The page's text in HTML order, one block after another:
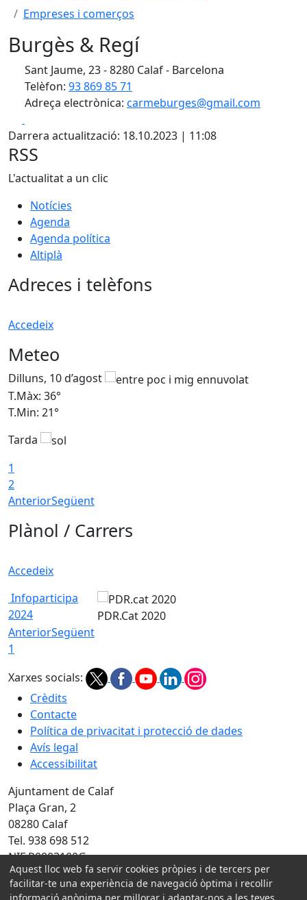
Empreses i comerços
Burgès & Regí
Sant Jaume, 23 - 8280 Calaf - Barcelona
Telèfon: 93 869 85 71
Adreça electrònica: carmeburges@gmail.com
Darrera actualització: 18.10.2023 | 11:08
RSS
L'actualitat a un clic
Notícies
Agenda
Agenda política
Altiplà
Adreces i telèfons
Accedeix
Meteo
Dilluns, 10 d’agost
T.Màx: 36°
T.Min: 21°
Tarda
1
2
AnteriorSegüent
Plànol / Carrers
Accedeix
Infoparticipa
2024
PDR.Cat 2020
AnteriorSegüent
1
Xarxes socials:
Crèdits
Contacte
Política de privacitat i protecció de dades
Avís legal
Accessibilitat
Ajuntament de Calaf
Plaça Gran, 2
08280 Calaf
Tel. 938 698 512
NIF P0803100G
Amb la col·laboració de:
Aquest lloc web fa servir cookies pròpies i de tercers per
facilitar-te una experiència de navegació òptima i recollir